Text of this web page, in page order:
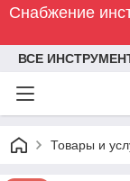
Снабжение
ВСЕ
Товары и